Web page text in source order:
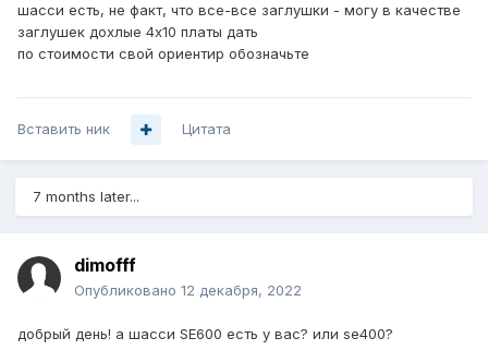
шасси есть, не факт, что все-все заглушки - могу в качестве
заглушек дохлые 4х10 платы дать
по стоимости свой ориентир обозначьте
Вставить ник Цитата
7 months later...
dimofff
Опубликовано 12 декабря, 2022
добрый день! а шасси SE600 есть у вас? или se400?